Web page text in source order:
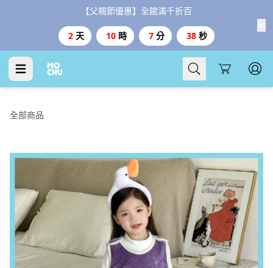
【父親節優惠】全館滿千折百
2 天 10 時 7 分 37 秒
Cart
全部商品